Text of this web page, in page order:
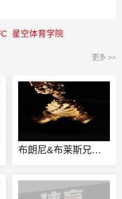
星空体育学院
更多 >>
布朗尼&布莱斯兄弟定制同款金项链 灵感来源于兄弟之情